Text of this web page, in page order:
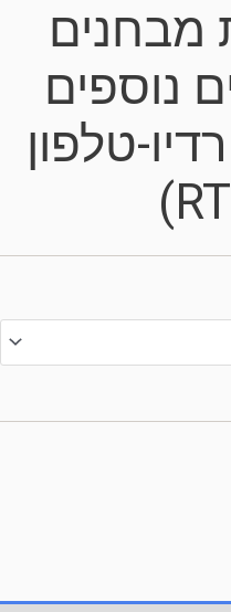
מבחנים
נוספים
טלפון